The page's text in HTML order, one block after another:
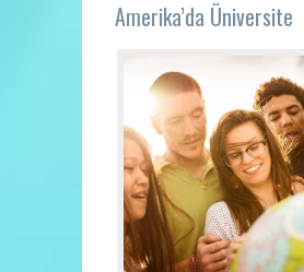
Amerika’da Üniversite